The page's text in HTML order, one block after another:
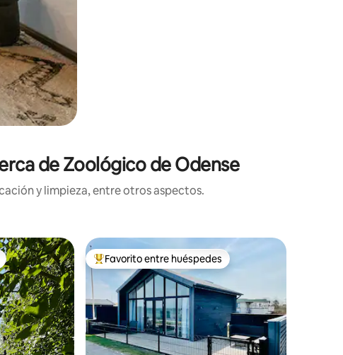
de Zoológico de Odense
y limpieza, entre otros aspectos.
Favorito entre los huéspedes más destacados
Favorito entre huéspedes